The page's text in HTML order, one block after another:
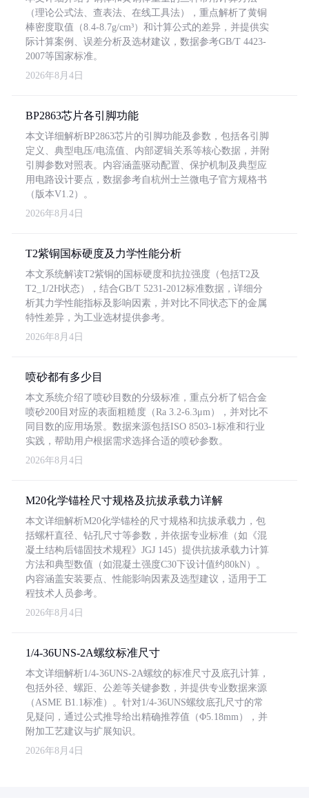
（理论公式法、查表法、在线工具法），重点解析了黄铜
棒密度取值（8.4-8.7g/cm³）和计算公式的差异，并提供实
际计算案例、误差分析及选材建议，数据参考GB/T 4423-
2007等国家标准。
2026年8月4日
BP2863芯片各引脚功能
本文详细解析BP2863芯片的引脚功能及参数，包括各引脚
定义、典型电压/电流值、内部逻辑关系等核心数据，并附
引脚参数对照表。内容涵盖驱动配置、保护机制及典型应
用电路设计要点，数据参考自杭州士兰微电子官方规格书
（版本V1.2）。
2026年8月4日
T2紫铜国标硬度及力学性能分析
本文系统解读T2紫铜的国标硬度和抗拉强度（包括T2及
T2_1/2H状态），结合GB/T 5231-2012标准数据，详细分
析其力学性能指标及影响因素，并对比不同状态下的金属
特性差异，为工业选材提供参考。
2026年8月4日
喷砂都有多少目
本文系统介绍了喷砂目数的分级标准，重点分析了铝合金
喷砂200目对应的表面粗糙度（Ra 3.2-6.3μm），并对比不
同目数的应用场景。数据来源包括ISO 8503-1标准和行业
实践，帮助用户根据需求选择合适的喷砂参数。
2026年8月4日
M20化学锚栓尺寸规格及抗拔承载力详解
本文详细解析M20化学锚栓的尺寸规格和抗拔承载力，包
括螺杆直径、钻孔尺寸等参数，并依据专业标准（如《混
凝土结构后锚固技术规程》JGJ 145）提供抗拔承载力计算
方法和典型数值（如混凝土强度C30下设计值约80kN）。
内容涵盖安装要点、性能影响因素及选型建议，适用于工
程技术人员参考。
2026年8月4日
1/4-36UNS-2A螺纹标准尺寸
本文详细解析1/4-36UNS-2A螺纹的标准尺寸及底孔计算，
包括外径、螺距、公差等关键参数，并提供专业数据来源
（ASME B1.1标准）。针对1/4-36UNS螺纹底孔尺寸的常
见疑问，通过公式推导给出精确推荐值（Φ5.18mm），并
附加工艺建议与扩展知识。
2026年8月4日